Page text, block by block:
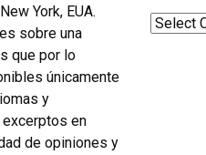
York, EUA.
sobre una
que por lo
únicamente
y
en
de opiniones y